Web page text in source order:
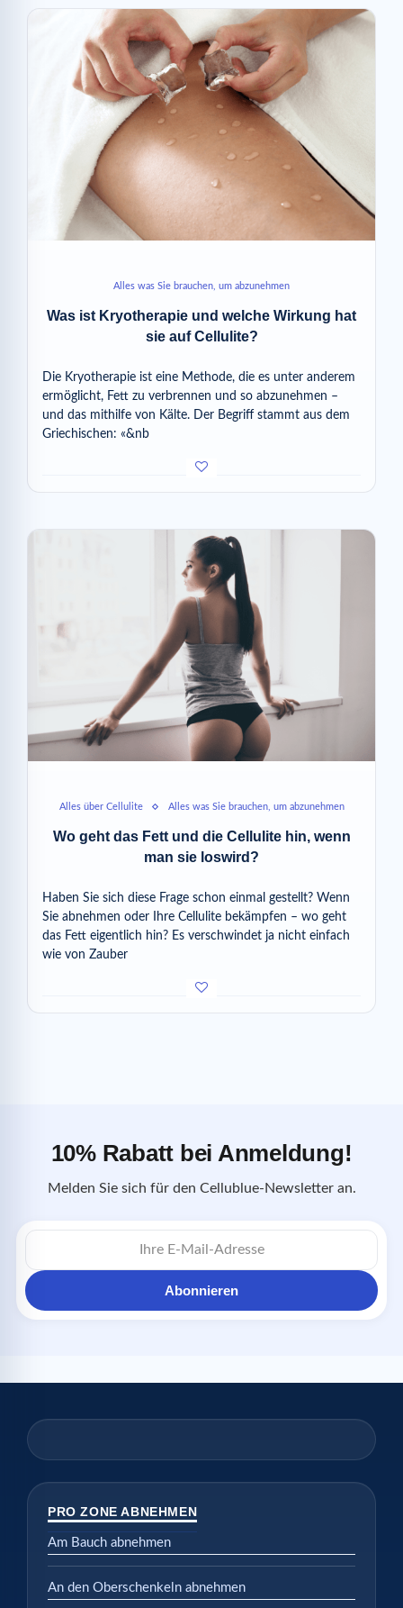
Alles was Sie brauchen, um abzunehmen
Was ist Kryotherapie und welche Wirkung hat
sie auf Cellulite?
Die Kryotherapie ist eine Methode, die es unter anderem
ermöglicht, Fett zu verbrennen und so abzunehmen –
und das mithilfe von Kälte. Der Begriff stammt aus dem
Griechischen: «&nb
Alles über Cellulite Alles was Sie brauchen, um abzunehmen
Wo geht das Fett und die Cellulite hin, wenn
man sie loswird?
Haben Sie sich diese Frage schon einmal gestellt? Wenn
Sie abnehmen oder Ihre Cellulite bekämpfen – wo geht
das Fett eigentlich hin? Es verschwindet ja nicht einfach
wie von Zauber
10% Rabatt bei Anmeldung!
Melden Sie sich für den Cellublue-Newsletter an.
E-
Mail-
Abonnieren
PRO ZONE ABNEHMEN
Am Bauch abnehmen
An den Oberschenkeln abnehmen